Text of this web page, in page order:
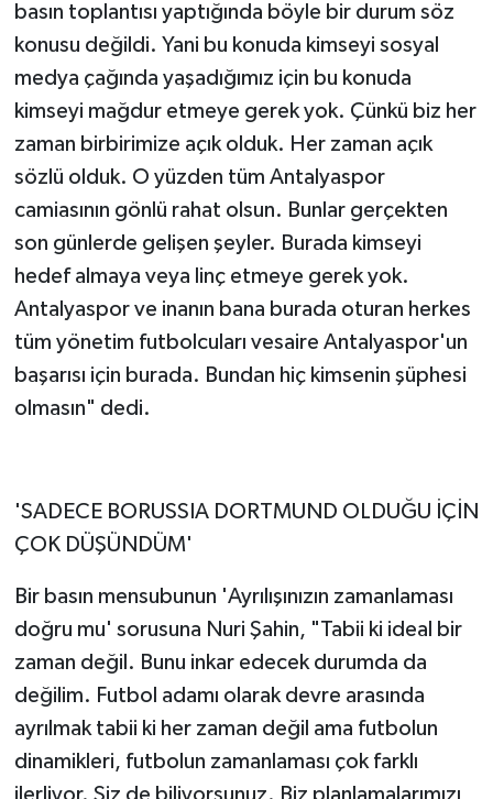
basın toplantısı yaptığında böyle bir durum söz
konusu değildi. Yani bu konuda kimseyi sosyal
medya çağında yaşadığımız için bu konuda
kimseyi mağdur etmeye gerek yok. Çünkü biz her
zaman birbirimize açık olduk. Her zaman açık
sözlü olduk. O yüzden tüm Antalyaspor
camiasının gönlü rahat olsun. Bunlar gerçekten
son günlerde gelişen şeyler. Burada kimseyi
hedef almaya veya linç etmeye gerek yok.
Antalyaspor ve inanın bana burada oturan herkes
tüm yönetim futbolcuları vesaire Antalyaspor'un
başarısı için burada. Bundan hiç kimsenin şüphesi
olmasın" dedi.
'SADECE BORUSSIA DORTMUND OLDUĞU İÇİN
ÇOK DÜŞÜNDÜM'
Bir basın mensubunun 'Ayrılışınızın zamanlaması
doğru mu' sorusuna Nuri Şahin, "Tabii ki ideal bir
zaman değil. Bunu inkar edecek durumda da
değilim. Futbol adamı olarak devre arasında
ayrılmak tabii ki her zaman değil ama futbolun
dinamikleri, futbolun zamanlaması çok farklı